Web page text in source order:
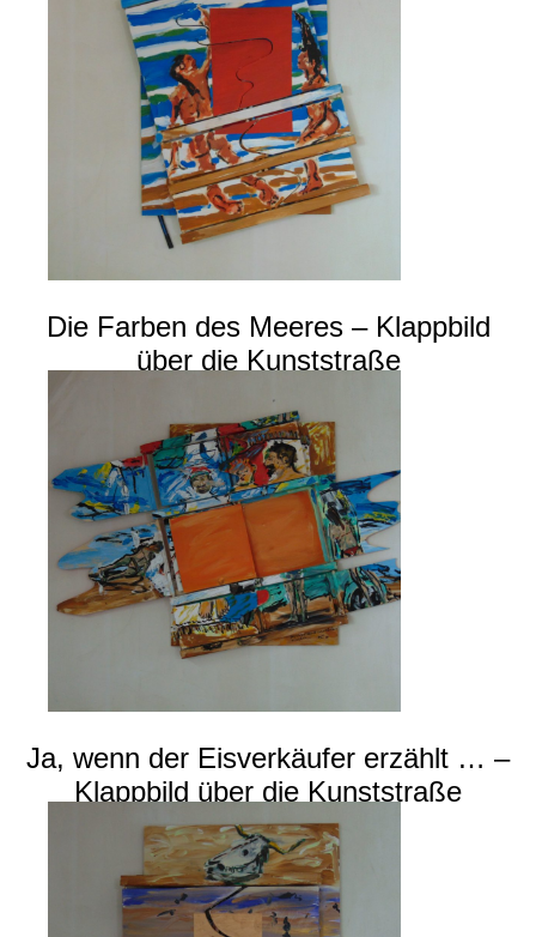
Die Farben des Meeres – Klappbild
über die Kunststraße
Ja, wenn der Eisverkäufer erzählt … –
Klappbild über die Kunststraße